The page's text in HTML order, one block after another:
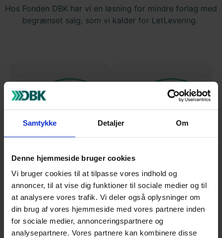
Samtykke Detaljer Om
Denne hjemmeside bruger cookies
Vi bruger cookies til at tilpasse vores indhold og
annoncer, til at vise dig funktioner til sociale medier og til
at analysere vores trafik. Vi deler også oplysninger om
din brug af vores hjemmeside med vores partnere inden
for sociale medier, annonceringspartnere og
analysepartnere. Vores partnere kan kombinere disse
Hos Fonden DBK har vi en løsning for mindre forlag med
begrænset salg, som vi kalder for LetLevering.
Hjælpeartikler FAQ